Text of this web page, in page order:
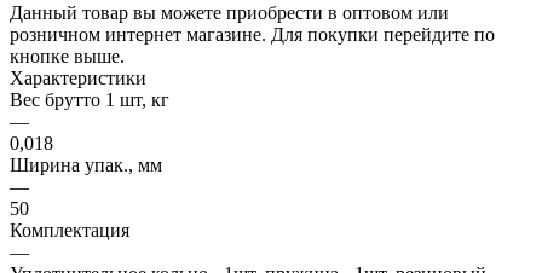
Данный товар вы можете приобрести в оптовом или
розничном интернет магазине. Для покупки перейдите по
кнопке выше.
Характеристики
Вес брутто 1 шт, кг
—
0,018
Ширина упак., мм
—
50
Комплектация
—